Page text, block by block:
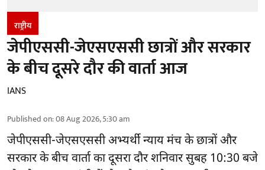
राष्ट्रीय
जेपीएससी-जेएसएससी छात्रों और सरकार
के बीच दूसरे दौर की वार्ता आज
IANS
Published on:08 Aug 2026, 5:30 am
जेपीएससी-जेएसएससी अभ्यर्थीन्याय मंच के छात्रों और
सरकार के बीच वार्ता का दूसरा दौर शनिवार सुबह 10:30 बजे